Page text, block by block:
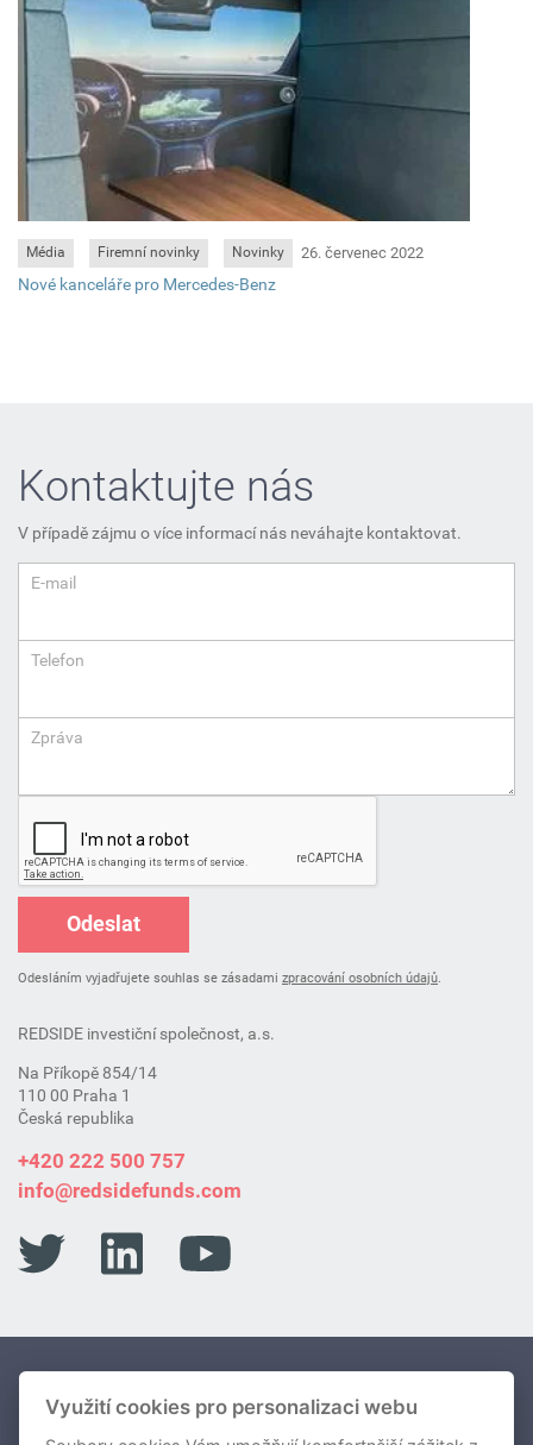
Média Firemní novinky Novinky 26. červenec 2022
Nové kanceláře pro Mercedes-Benz
Kontaktujte nás
V případě zájmu o více informací nás neváhajte kontaktovat.
E-mail
Telefon
Zpráva
Odeslat
Odesláním vyjadřujete souhlas se zásadami zpracování osobních údajů.
REDSIDE investiční společnost, a.s.
Na Příkopě 854/14
110 00 Praha 1
Česká republika
+420 222 500 757
info@redsidefunds.com
Portfolio Fondů
Využití cookies pro personalizaci webu